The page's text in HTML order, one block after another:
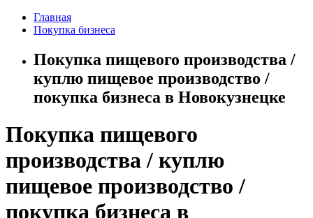
Главная
Покупка бизнеса
Покупка пищевого производства /
куплю пищевое производство /
покупка бизнеса в Новокузнецке
Покупка пищевого
производства / куплю
пищевое производство /
покупка бизнеса в